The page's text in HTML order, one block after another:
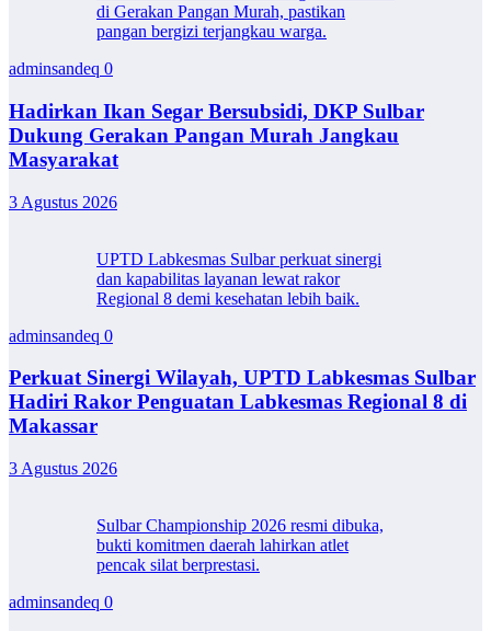
di Gerakan Pangan Murah, pastikan
pangan bergizi terjangkau warga.
adminsandeq 0
Hadirkan Ikan Segar Bersubsidi, DKP Sulbar
Dukung Gerakan Pangan Murah Jangkau
Masyarakat
3 Agustus 2026
UPTD Labkesmas Sulbar perkuat sinergi
dan kapabilitas layanan lewat rakor
Regional 8 demi kesehatan lebih baik.
adminsandeq 0
Perkuat Sinergi Wilayah, UPTD Labkesmas Sulbar
Hadiri Rakor Penguatan Labkesmas Regional 8 di
Makassar
3 Agustus 2026
Sulbar Championship 2026 resmi dibuka,
bukti komitmen daerah lahirkan atlet
pencak silat berprestasi.
adminsandeq 0